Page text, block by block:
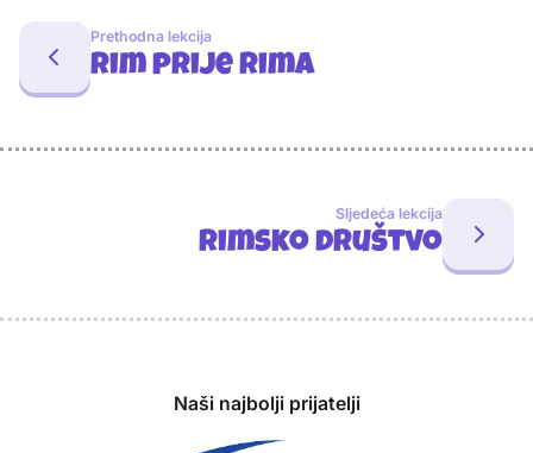
Prethodna lekcija
Rim prije Rima
Sljedeća lekcija
Rimsko društvo
Naši najbolji prijatelji